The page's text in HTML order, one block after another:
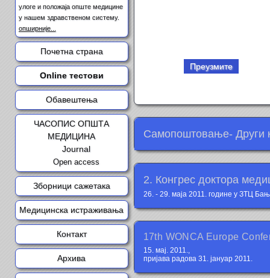
улоге и положаја опште медицине
у нашем здравственом систему.
опширније...
Почетна страна
Online тестови
Обавештења
ЧАСОПИС ОПШТА
МЕДИЦИНА
Journal
Open access
Зборници сажетака
Медицинска истраживања
Контакт
Архива
Преузмите
Самопоштовање- Други
2. Конгрес доктора
26. - 29. маја 2011. године у ЗТЦ
17th WONCA Europe
15. мај. 2011.,
пријава радова 31. јануар 2011.